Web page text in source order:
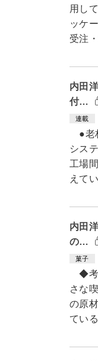
用し
ッケ
受注
内田
付…
連載
●老
シス
工場
えて
内田
の…
菓子
◆考
さな
の原
てい